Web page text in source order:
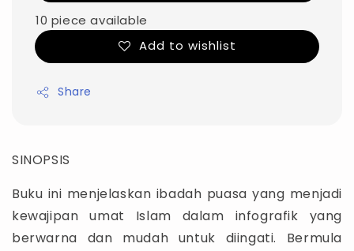
10 piece available
Add to wishlist
Share
SINOPSIS
Buku ini menjelaskan ibadah puasa yang menjadi
kewajipan umat Islam dalam infografik yang
berwarna dan mudah untuk diingati. Bermula